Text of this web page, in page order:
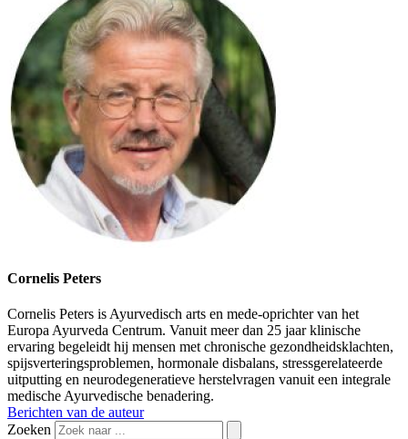
Cornelis Peters
Cornelis Peters is Ayurvedisch arts en mede-oprichter van het
Europa Ayurveda Centrum. Vanuit meer dan 25 jaar klinische
ervaring begeleidt hij mensen met chronische gezondheidsklachten,
spijsverteringsproblemen, hormonale disbalans, stressgerelateerde
uitputting en neurodegeneratieve herstelvragen vanuit een integrale
medische Ayurvedische benadering.
Berichten van de auteur
Zoeken